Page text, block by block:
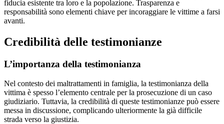
fiducia esistente tra loro e la popolazione. Trasparenza e
responsabilità sono elementi chiave per incoraggiare le vittime a farsi
avanti.
Credibilità delle testimonianze
L’importanza della testimonianza
Nel contesto dei maltrattamenti in famiglia, la testimonianza della
vittima è spesso l’elemento centrale per la prosecuzione di un caso
giudiziario. Tuttavia, la credibilità di queste testimonianze può essere
messa in discussione, complicando ulteriormente la già difficile
strada verso la giustizia.